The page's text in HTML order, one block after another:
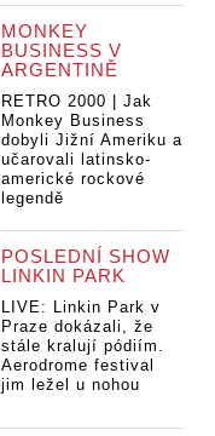
Michal Horák
interview: Na nic
si nehraju a tím
pódiu tak trochu
za blbečka
MONKEY
BUSINESS V
ARGENTINĚ
RETRO 2000 | Jak
Monkey Business
dobyli Jižní Ameriku a
učarovali latinsko-
americké rockové
legendě
POSLEDNÍ SHOW
LINKIN PARK
LIVE: Linkin Park v
Praze dokázali, že
stále kralují pódiím.
Aerodrome festival
jim ležel u nohou